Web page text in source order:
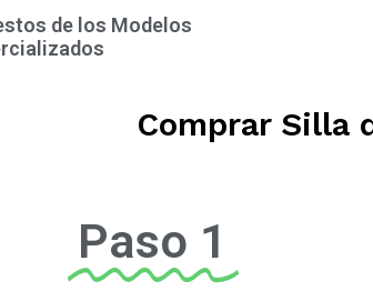
de los Modelos
Comprar Silla
Paso 1